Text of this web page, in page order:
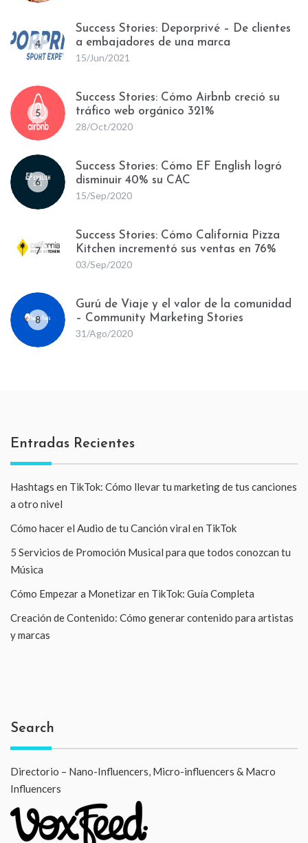
4
Success Stories: Deporprivé – De clientes
a embajadores de una marca
15/Jun/2021
5
Success Stories: Cómo Airbnb creció su
tráfico web orgánico 321%
28/Oct/2020
6
Success Stories: Cómo EF English logró
disminuir 40% su CAC
15/Sep/2020
7
Success Stories: Cómo California Pizza
Kitchen incrementó sus ventas en 76%
03/Sep/2020
8
Gurú de Viaje y el valor de la comunidad
– Community Marketing Stories
31/Ago/2020
Entradas Recientes
Hashtags en TikTok: Cómo llevar tu marketing de tus canciones
a otro nivel
Cómo hacer el Audio de tu Canción viral en TikTok
5 Servicios de Promoción Musical para que todos conozcan tu
Música
Cómo Empezar a Monetizar en TikTok: Guía Completa
Creación de Contenido: Cómo generar contenido para artistas
y marcas
Search
Directorio – Nano-Influencers, Micro-influencers & Macro
Influencers